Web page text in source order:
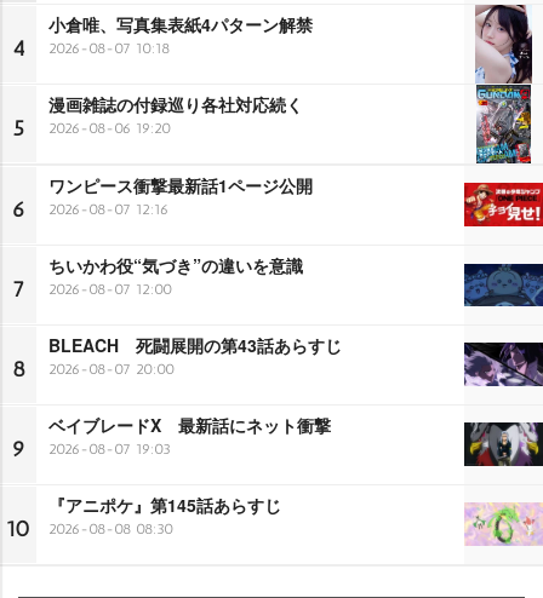
4
小倉唯、写真集表紙4パターン解禁
2026-08-07 10:18
5
漫画雑誌の付録巡り各社対応続く
2026-08-06 19:20
6
ワンピース衝撃最新話1ページ公開
2026-08-07 12:16
7
ちいかわ役“気づき”の違いを意識
2026-08-07 12:00
8
BLEACH 死闘展開の第43話あらすじ
2026-08-07 20:00
9
ベイブレードX 最新話にネット衝撃
2026-08-07 19:03
10
『アニポケ』第145話あらすじ
2026-08-08 08:30